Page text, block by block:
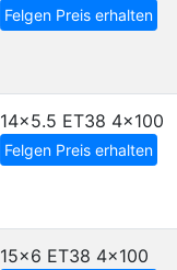
Felgen Preis erhalten
14x5.5 ET38 4x100
Felgen Preis erhalten
15x6 ET38 4x100